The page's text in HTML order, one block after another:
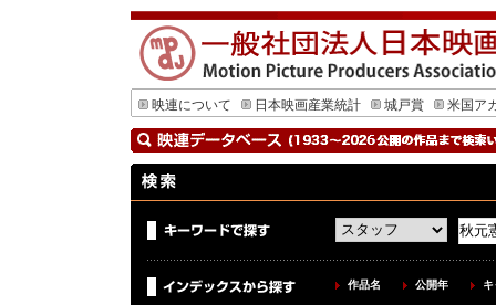
映連について 日本映画産業統計 城戸賞 米国ア
作品名 公開年